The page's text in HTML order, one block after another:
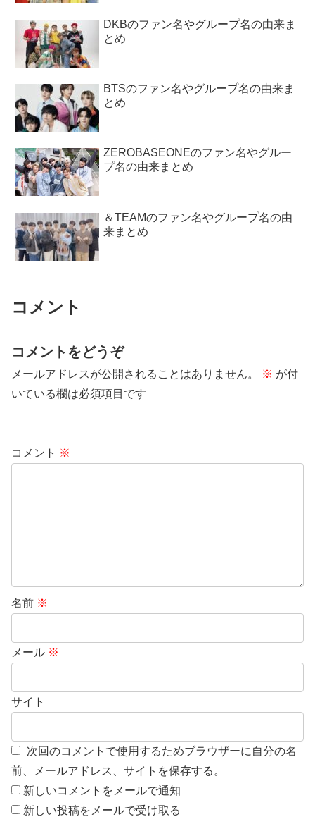
DKBのファン名やグループ名の由来ま
とめ
BTSのファン名やグループ名の由来ま
とめ
ZEROBASEONEのファン名やグルー
プ名の由来まとめ
＆TEAMのファン名やグループ名の由
来まとめ
コメント
コメントをどうぞ
メールアドレスが公開されることはありません。 ※ が付
いている欄は必須項目です
コメント ※
名前 ※
メール ※
サイト
次回のコメントで使用するためブラウザーに自分の名
前、メールアドレス、サイトを保存する。
新しいコメントをメールで通知
新しい投稿をメールで受け取る